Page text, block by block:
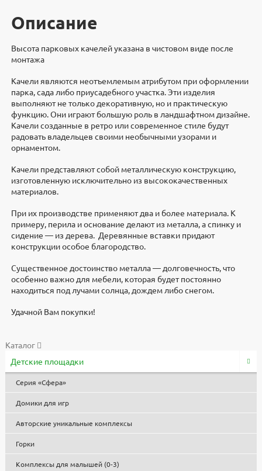
Описание
Высота парковых качелей указана в чистовом виде после
монтажа
Качели являются неотъемлемым атрибутом при оформлении
парка, сада либо приусадебного участка. Эти изделия
выполняют не только декоративную, но и практическую
функцию. Они играют большую роль в ландшафтном дизайне.
Качели созданные в ретро или современное стиле будут
радовать владельцев своими необычными узорами и
орнаментом.
Качели представляют собой металлическую конструкцию,
изготовленную исключительно из высококачественных
материалов.
При их производстве применяют два и более материала. К
примеру, перила и основание делают из металла, а спинку и
сидение — из дерева. Деревянные вставки придают
конструкции особое благородство.
Существенное достоинство металла — долговечность, что
особенно важно для мебели, которая будет постоянно
находиться под лучами солнца, дождем либо снегом.
Удачной Вам покупки!
Доставка
Доставка по всей России. В стоимость продукции не входят
услуги по доставке, разгрузке и расстановке изделий.
Доставка осуществляется транспортными компаниями, у
доставка частным грузовым транспортом.
Точную стоимость доставки можно уточнить у
менеджера.
Дополнительно
Парковые качели "Лес" разработали и изготавливают в
компании "Стоунхендж". Материал - металл и дерево(сосна),
размеры 3880x3880.
Работаем по договорам.
Товар в наличие на складе. Если достаточного количества нет
в наличии, то он будет изготовлен и доставлен по указанному
адресу в согласованные сроки. Изделие относится к
категории Качели Эко.
Документы
Файлы
Документы
3d модели для проектировщиков
Скачать
Видеоинструкция
Характеристики
Высота, мм
2740
Длина, мм
Ширина, мм
Материал
металл и дерево(сосна)
Каталог
Детские площадки
Серия «Сфера»
Домики для игр
Авторские уникальные комплексы
Горки
Комплексы для малышей (0-3)